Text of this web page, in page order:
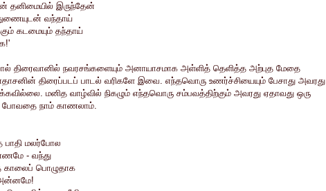
தனிமையில் இருந்தேன்
வந்தாய்
கடமையும் தந்தாய்
திரைவானில் நவரசங்களையும் அனாயாசமாக அள்ளித் தெளித்த அற்புத மேதை
திரைப்படப் பாடல் வரிகளே இவை. எந்தவொரு உணர்ச்சியையும் பேசாது அவரது
மனித வாழ்வில் நிகழும் எந்தவொரு சம்பவத்திற்கும் அவரது ஏதாவது ஒரு
போவதை நாம் காணலாம்.
பாதி மலர்போல
- வந்து
காலைப் பொழுதாக